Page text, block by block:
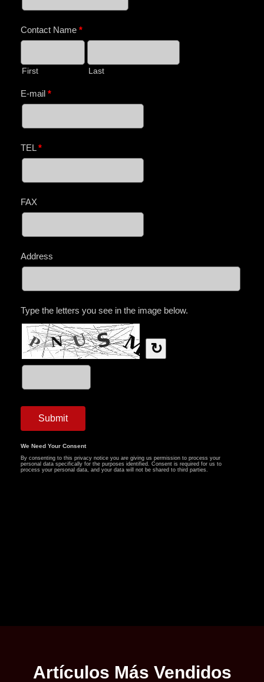
Artículos Más Vendidos